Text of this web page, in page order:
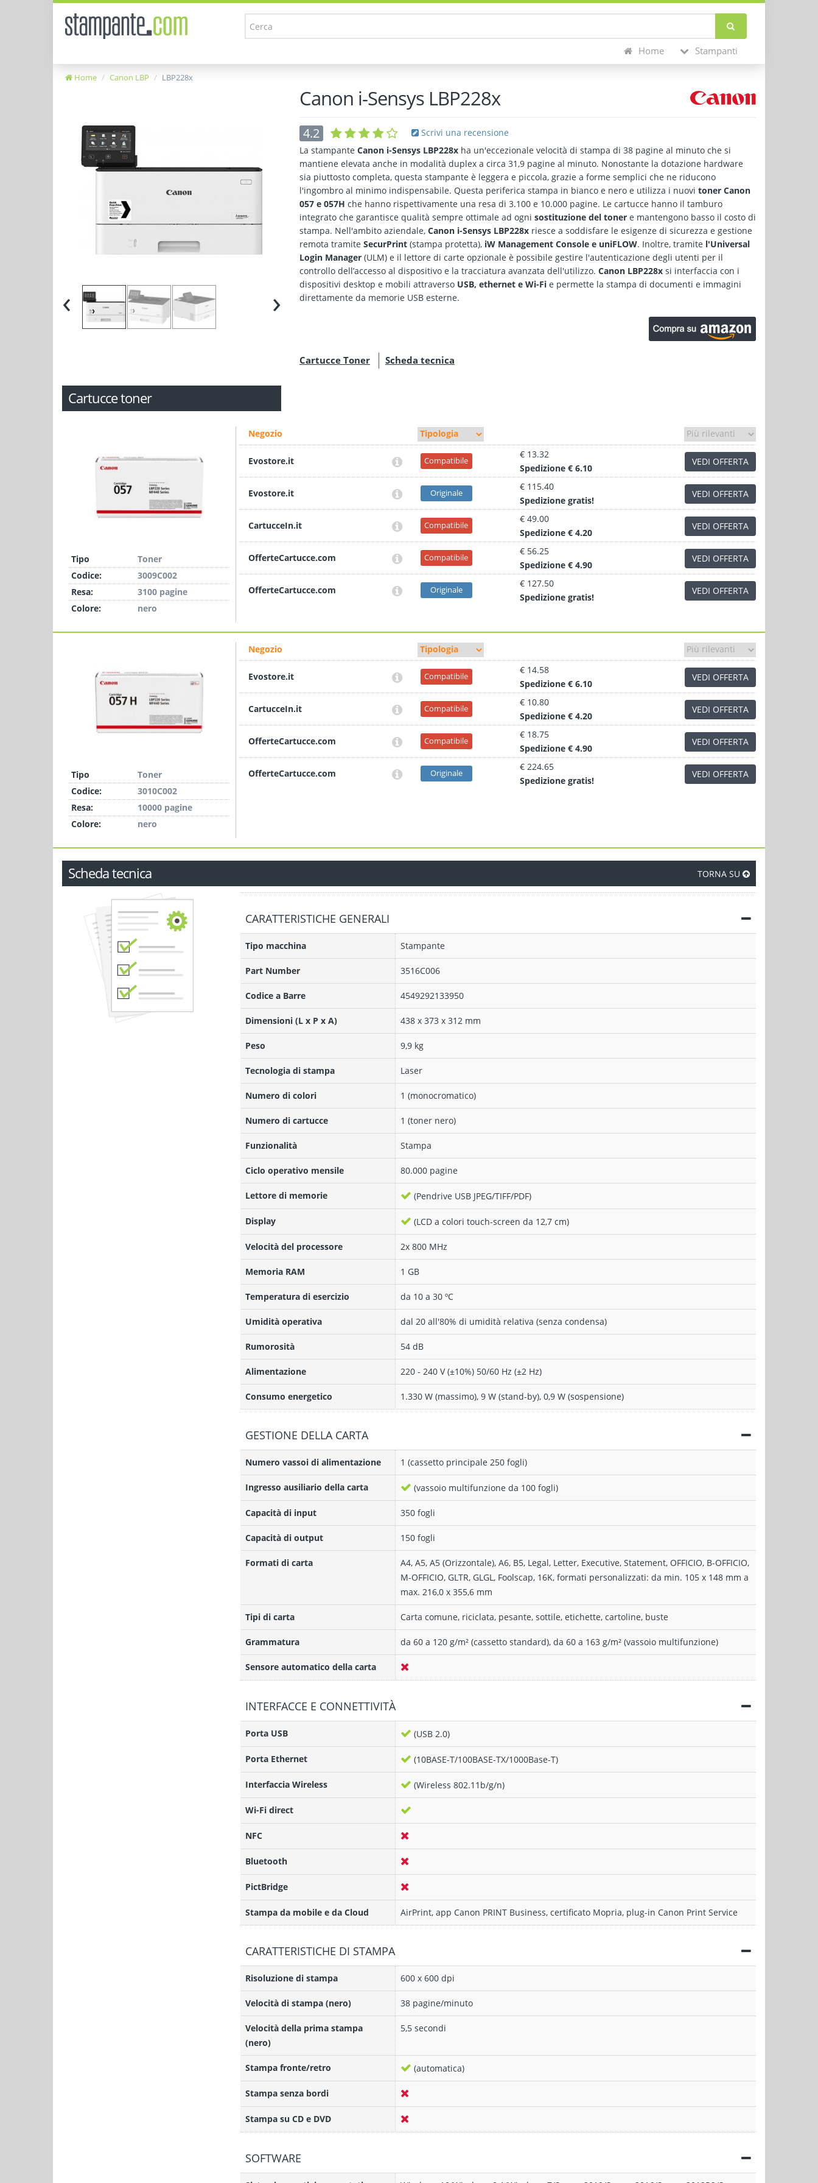
Home Stampanti
Home Canon LBP LBP228x
Canon i-Sensys LBP228x
‹ ›
4.2
Scrivi una recensione
La stampante Canon i-Sensys LBP228x ha un'eccezionale velocità di stampa di 38 pagine al minuto che si
mantiene elevata anche in modalità duplex a circa 31,9 pagine al minuto. Nonostante la dotazione hardware
sia piuttosto completa, questa stampante è leggera e piccola, grazie a forme semplici che ne riducono
l'ingombro al minimo indispensabile. Questa periferica stampa in bianco e nero e utilizza i nuovi toner Canon
057 e 057H che hanno rispettivamente una resa di 3.100 e 10.000 pagine. Le cartucce hanno il tamburo
integrato che garantisce qualità sempre ottimale ad ogni sostituzione del toner e mantengono basso il costo di
stampa. Nell'ambito aziendale, Canon i-Sensys LBP228x riesce a soddisfare le esigenze di sicurezza e gestione
remota tramite SecurPrint (stampa protetta), iW Management Console e uniFLOW. Inoltre, tramite l'Universal
Login Manager (ULM) e il lettore di carte opzionale è possibile gestire l'autenticazione degli utenti per il
controllo dell’accesso al dispositivo e la tracciatura avanzata dell'utilizzo. Canon LBP228x si interfaccia con i
dispositivi desktop e mobili attraverso USB, ethernet e Wi-Fi e permette la stampa di documenti e immagini
direttamente da memorie USB esterne.
Cartucce Toner Scheda tecnica
Cartucce toner
Tipo
Toner
Codice:
3009C002
Resa:
3100 pagine
Colore:
nero
Negozio
Evostore.it Compatibile
€ 13.32
Spedizione € 6.10
VEDI OFFERTA
Evostore.it Originale
€ 115.40
Spedizione gratis!
VEDI OFFERTA
CartucceIn.it Compatibile
€ 49.00
Spedizione € 4.20
VEDI OFFERTA
OfferteCartucce.com Compatibile
€ 56.25
Spedizione € 4.90
VEDI OFFERTA
OfferteCartucce.com Originale
€ 127.50
Spedizione gratis!
VEDI OFFERTA
Tipo
Toner
Codice:
3010C002
Resa:
10000 pagine
Colore:
nero
Negozio
Evostore.it Compatibile
€ 14.58
Spedizione € 6.10
VEDI OFFERTA
CartucceIn.it Compatibile
€ 10.80
Spedizione € 4.20
VEDI OFFERTA
OfferteCartucce.com Compatibile
€ 18.75
Spedizione € 4.90
VEDI OFFERTA
OfferteCartucce.com Originale
€ 224.65
Spedizione gratis!
VEDI OFFERTA
Scheda tecnica TORNA SU
CARATTERISTICHE GENERALI
Tipo macchina Stampante
Part Number 3516C006
Codice a Barre 4549292133950
Dimensioni (L x P x A) 438 x 373 x 312 mm
Peso 9,9 kg
Tecnologia di stampa Laser
Numero di colori 1 (monocromatico)
Numero di cartucce 1 (toner nero)
Funzionalità Stampa
Ciclo operativo mensile 80.000 pagine
Lettore di memorie (Pendrive USB JPEG/TIFF/PDF)
Display (LCD a colori touch-screen da 12,7 cm)
Velocità del processore 2x 800 MHz
Memoria RAM 1 GB
Temperatura di esercizio da 10 a 30 ºC
Umidità operativa dal 20 all'80% di umidità relativa (senza condensa)
Rumorosità 54 dB
Alimentazione 220 - 240 V (±10%) 50/60 Hz (±2 Hz)
Consumo energetico 1.330 W (massimo), 9 W (stand-by), 0,9 W (sospensione)
GESTIONE DELLA CARTA
Numero vassoi di alimentazione 1 (cassetto principale 250 fogli)
Ingresso ausiliario della carta (vassoio multifunzione da 100 fogli)
Capacità di input 350 fogli
Capacità di output 150 fogli
Formati di carta
A4, A5, A5 (Orizzontale), A6, B5, Legal, Letter, Executive, Statement, OFFICIO, B-OFFICIO,
M-OFFICIO, GLTR, GLGL, Foolscap, 16K, formati personalizzati: da min. 105 x 148 mm a
max. 216,0 x 355,6 mm
Tipi di carta Carta comune, riciclata, pesante, sottile, etichette, cartoline, buste
Grammatura da 60 a 120 g/m² (cassetto standard), da 60 a 163 g/m² (vassoio multifunzione)
Sensore automatico della carta
INTERFACCE E CONNETTIVITÀ
Porta USB (USB 2.0)
Porta Ethernet (10BASE-T/100BASE-TX/1000Base-T)
Interfaccia Wireless (Wireless 802.11b/g/n)
Wi-Fi direct
NFC
Bluetooth
PictBridge
Stampa da mobile e da Cloud AirPrint, app Canon PRINT Business, certificato Mopria, plug-in Canon Print Service
CARATTERISTICHE DI STAMPA
Risoluzione di stampa 600 x 600 dpi
Velocità di stampa (nero) 38 pagine/minuto
Velocità della prima stampa
(nero)
5,5 secondi
Stampa fronte/retro (automatica)
Stampa senza bordi
Stampa su CD e DVD
SOFTWARE